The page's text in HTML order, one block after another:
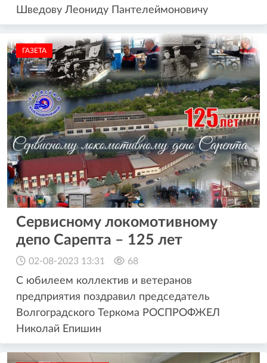
Шведову Леониду Пантелеймоновичу
ГАЗЕТА
Сервисному локомотивному
депо Сарепта – 125 лет
02-08-2023 13:31 68
С юбилеем коллектив и ветеранов
предприятия поздравил председатель
Волгоградского Теркома РОСПРОФЖЕЛ
Николай Епишин